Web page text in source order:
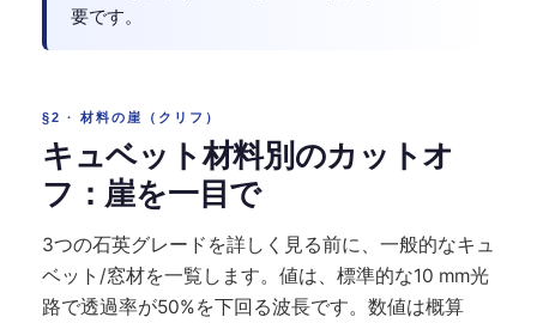
要です。
§2 · 材料の崖（クリフ）
キュベット材料別のカットオ
フ：崖を一目で
3つの石英グレードを詳しく見る前に、一般的なキュ
ベット/窓材を一覧します。値は、標準的な10 mm光
路で透過率が50%を下回る波長です。数値は概算